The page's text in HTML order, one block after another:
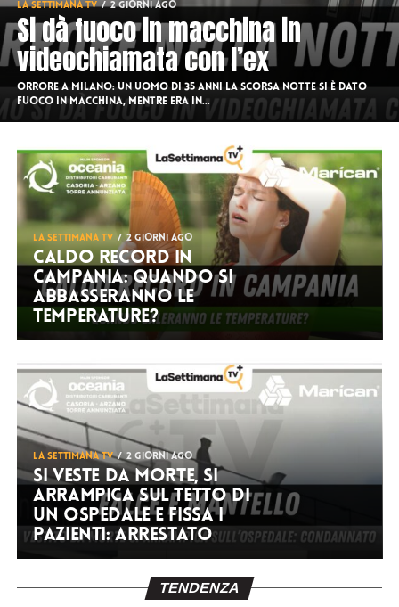
LA SETTIMANA TV 2 giorni ago
Si dà fuoco in macchina in
videochiamata con l’ex
Orrore a Milano: un uomo di 35 anni la scorsa notte si è dato
fuoco in macchina, mentre era in...
LA SETTIMANA TV 2 giorni ago
Caldo record in
Campania: quando si
abbasseranno le
temperature?
LA SETTIMANA TV 2 giorni ago
Si veste da Morte, si
arrampica sul tetto di
un ospedale e fissa i
pazienti: arrestato
TENDENZA